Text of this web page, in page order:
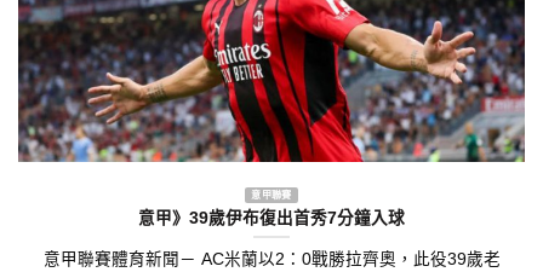
意甲聯賽
意甲》39歲伊布復出首秀7分鐘入球
意甲聯賽體育新聞－ AC米蘭以2：0戰勝拉齊奧，此役39歲老